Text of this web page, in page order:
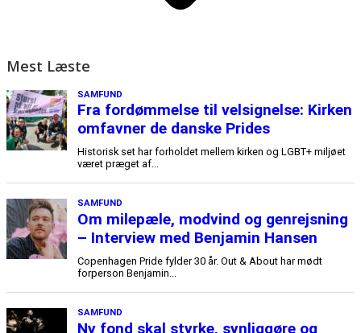
Mest Læste